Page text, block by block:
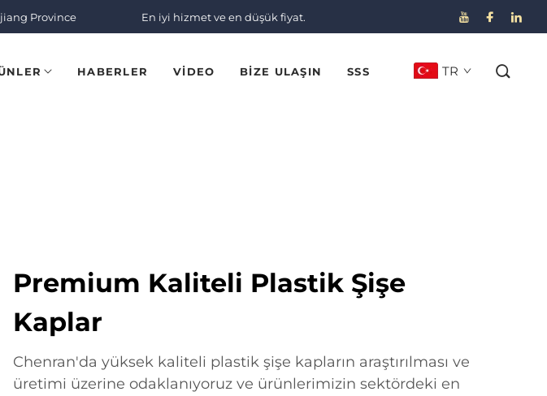
Province En iyi hizmet ve en düşük fiyat.
HABERLER VIDEO BIZE ULAŞIN SSS TR
Premium Kaliteli Plastik Şişe
Kaplar
Chenran'da yüksek kaliteli plastik şişe kapların araştırılması ve
üretimi üzerine odaklanıyoruz ve ürünlerimizin sektördeki en